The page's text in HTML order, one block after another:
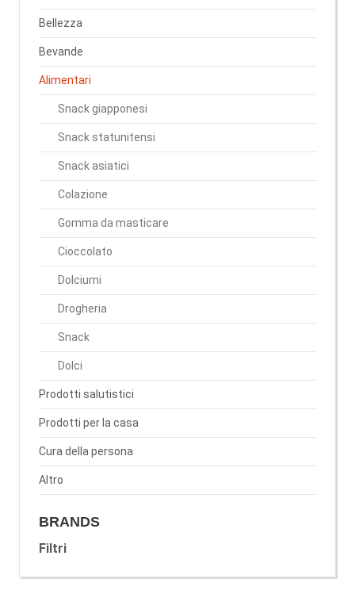
Bellezza
Bevande
Alimentari
Snack giapponesi
Snack statunitensi
Snack asiatici
Colazione
Gomma da masticare
Cioccolato
Dolciumi
Drogheria
Snack
Dolci
Prodotti salutistici
Prodotti per la casa
Cura della persona
Altro
BRANDS
Filtri